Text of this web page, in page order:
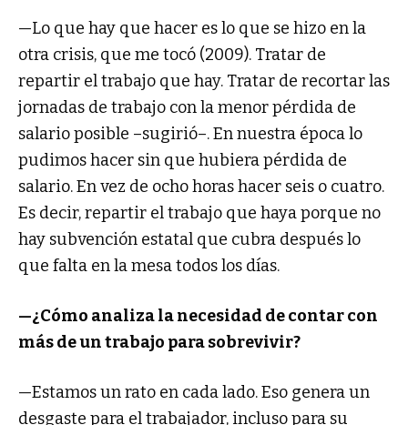
—Lo que hay que hacer es lo que se hizo en la
otra crisis, que me tocó (2009). Tratar de
repartir el trabajo que hay. Tratar de recortar las
jornadas de trabajo con la menor pérdida de
salario posible –sugirió–. En nuestra época lo
pudimos hacer sin que hubiera pérdida de
salario. En vez de ocho horas hacer seis o cuatro.
Es decir, repartir el trabajo que haya porque no
hay subvención estatal que cubra después lo
que falta en la mesa todos los días.
—¿Cómo analiza la necesidad de contar con
más de un trabajo para sobrevivir?
—Estamos un rato en cada lado. Eso genera un
desgaste para el trabajador, incluso para su